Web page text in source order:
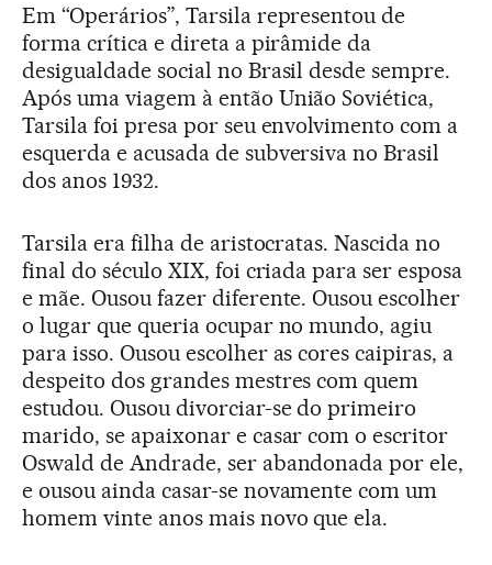
Em “Operários”, Tarsila representou de
forma crítica e direta a pirâmide da
desigualdade social no Brasil desde sempre.
Após uma viagem à então União Soviética,
Tarsila foi presa por seu envolvimento com a
esquerda e acusada de subversiva no Brasil
dos anos 1932.
Tarsila era filha de aristocratas. Nascida no
final do século XIX, foi criada para ser esposa
e mãe. Ousou fazer diferente. Ousou escolher
o lugar que queria ocupar no mundo, agiu
para isso. Ousou escolher as cores caipiras, a
despeito dos grandes mestres com quem
estudou. Ousou divorciar-se do primeiro
marido, se apaixonar e casar com o escritor
Oswald de Andrade, ser abandonada por ele,
e ousou ainda casar-se novamente com um
homem vinte anos mais novo que ela.